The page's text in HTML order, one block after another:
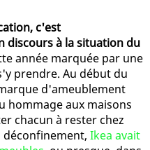
c'est
discours à la situation du
année marquée par une
prendre. Au début du
d'ameublement
hommage aux maisons
chacun à rester chez
déconfinement, Ikea avait